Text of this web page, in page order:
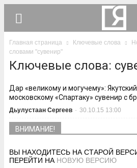
Главная страница Ключевые слова
словами "сувенир"
Ключевые слова:
Дар «великому и могучему»:
московскому «Спартаку» сувенир с
Дьулустаан Сергеев - 30.10.15 13:00
ВНИМАНИЕ!
ВЫ НАХОДИТЕСЬ НА СТАРОЙ
ПЕРЕЙТИ НА НОВУЮ ВЕРСИЮ